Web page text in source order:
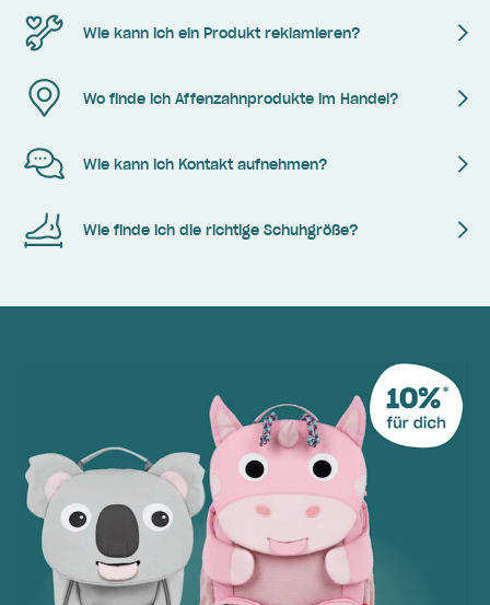
Wie kann ich ein Produkt reklamieren?
Wo finde ich Affenzahnprodukte im Handel?
Wie kann ich Kontakt aufnehmen?
Wie finde ich die richtige Schuhgröße?